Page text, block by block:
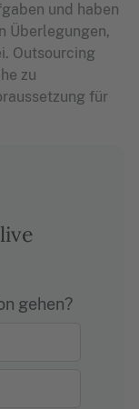
und haben
Überlegungen,
Outsourcing
zu
für
gehen?